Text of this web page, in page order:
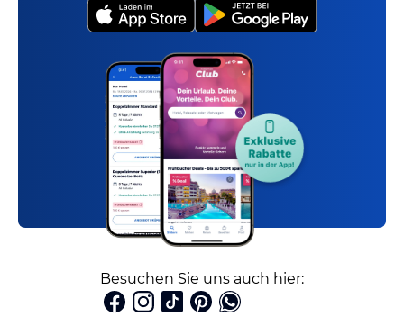
Besuchen Sie uns auch hier: